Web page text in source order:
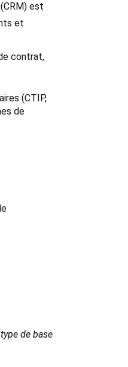
est
et
contrat,
(CTIP,
de
de base